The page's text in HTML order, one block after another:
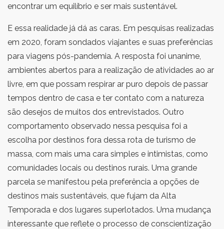
encontrar um equilíbrio e ser mais sustentável.
E essa realidade já dá as caras. Em pesquisas realizadas
em 2020, foram sondados viajantes e suas preferências
para viagens pós-pandemia. A resposta foi unanime,
ambientes abertos para a realização de atividades ao ar
livre, em que possam respirar ar puro depois de passar
tempos dentro de casa e ter contato com a natureza
são desejos de muitos dos entrevistados. Outro
comportamento observado nessa pesquisa foi a
escolha por destinos fora dessa rota de turismo de
massa, com mais uma cara simples e intimistas, como
comunidades locais ou destinos rurais. Uma grande
parcela se manifestou pela preferência a opções de
destinos mais sustentáveis, que fujam da Alta
Temporada e dos lugares superlotados. Uma mudança
interessante que reflete o processo de conscientização